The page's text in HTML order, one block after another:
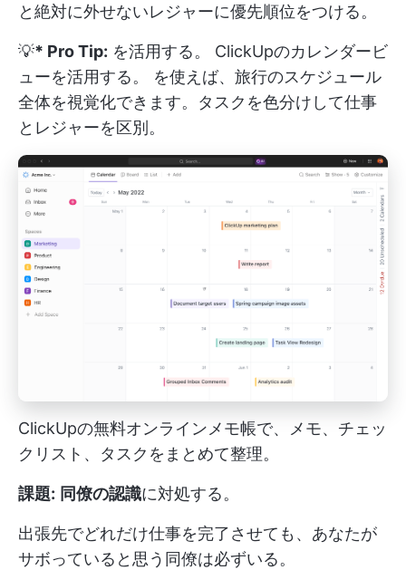
と絶対に外せないレジャーに優先順位をつける。
💡* Pro Tip: を活用する。 ClickUpのカレンダービ
ューを活用する。
を使えば、旅行のスケジュール
全体を視覚化できます。タスクを色分けして仕事
とレジャーを区別。
ClickUpの無料オンラインメモ帳で、メモ、チェッ
クリスト、タスクをまとめて整理。
課題: 同僚の認識に対処する。
出張先でどれだけ仕事を完了させても、あなたが
サボっていると思う同僚は必ずいる。